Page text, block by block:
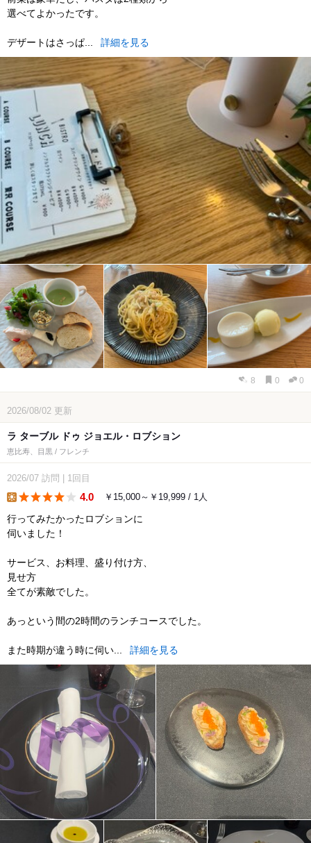
選べてよかったです。
デザートはさっぱ... 詳細を見る
8 0 0
2026/08/02 更新
ラ ターブル ドゥ ジョエル・ロブション
恵比寿、目黒 / フレンチ
2026/07 訪問 1回目
4.0 ￥15,000～￥19,999 / 1人
行ってみたかったロブションに
伺いました！
サービス、お料理、盛り付け方、
見せ方
全てが素敵でした。
あっという間の2時間のランチコースでした。
また時期が違う時に伺い... 詳細を見る